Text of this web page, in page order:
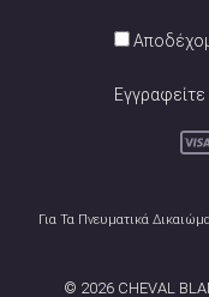
Για Τα Πνευματικά
© 2026 CHEVAL